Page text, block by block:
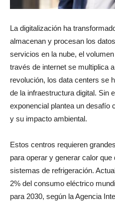
La digitalización ha
almacenan y procesan los
servicios en la nube, el
través de internet se multiplica
revolución, los data centers se
de la infraestructura digital. Sin
exponencial plantea un desafío
y su impacto ambiental.
Estos centros requieren
para operar y generar calor
sistemas de refrigeración.
2% del consumo eléctrico
para 2030, según la Agencia